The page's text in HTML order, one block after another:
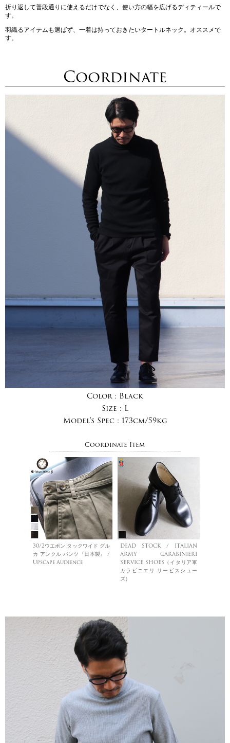
折り返して普段通りに使えるだけでなく、使い方の幅を広げるディティールで
す。
羽織るアイテムも選ばず、一着は持っておきたいタートルネック。オススメで
す。
Coordinate
Color : Black
Size : L
Model's Spec : 173cm/59kg
Coordinate Item
30/2ウエポン タックワイド グル
カ アンクル パンツ『日本製』 /
Upscape Audience
DEAD STOCK / ITALIAN
ARMY CARABINIERI
SERVICE SHOES（イタリア軍
カラビニエリ サービスシュー
ズ）